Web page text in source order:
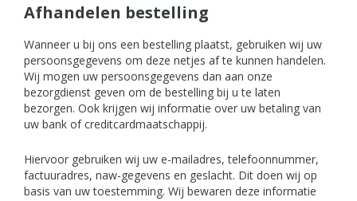
Afhandelen bestelling
Wanneer u bij ons een bestelling plaatst, gebruiken wij uw
persoonsgegevens om deze netjes af te kunnen handelen.
Wij mogen uw persoonsgegevens dan aan onze
bezorgdienst geven om de bestelling bij u te laten
bezorgen. Ook krijgen wij informatie over uw betaling van
uw bank of creditcardmaatschappij.
Hiervoor gebruiken wij uw e-mailadres, telefoonnummer,
factuuradres, naw-gegevens en geslacht. Dit doen wij op
basis van uw toestemming. Wij bewaren deze informatie